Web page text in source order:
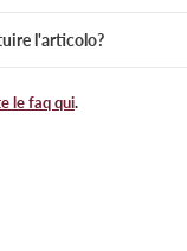
l'articolo?
le faq qui.